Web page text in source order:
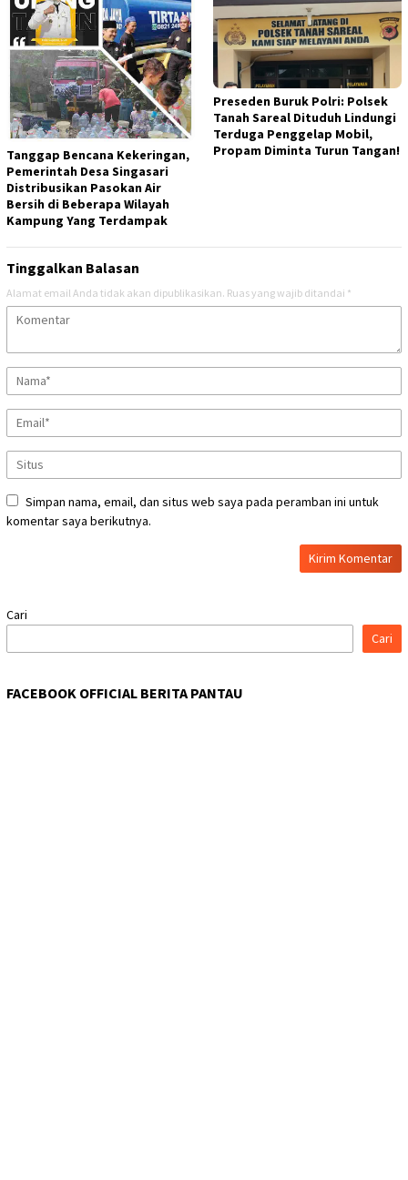
Tanggap Bencana Kekeringan,
Pemerintah Desa Singasari
Distribusikan Pasokan Air
Bersih di Beberapa Wilayah
Kampung Yang Terdampak
Preseden Buruk Polri: Polsek
Tanah Sareal Dituduh Lindungi
Terduga Penggelap Mobil,
Propam Diminta Turun Tangan!
Tinggalkan Balasan
Alamat email Anda tidak akan dipublikasikan. Ruas yang wajib ditandai *
Simpan nama, email, dan situs web saya pada peramban ini untuk
komentar saya berikutnya.
Cari
Cari
FACEBOOK OFFICIAL BERITA PANTAU